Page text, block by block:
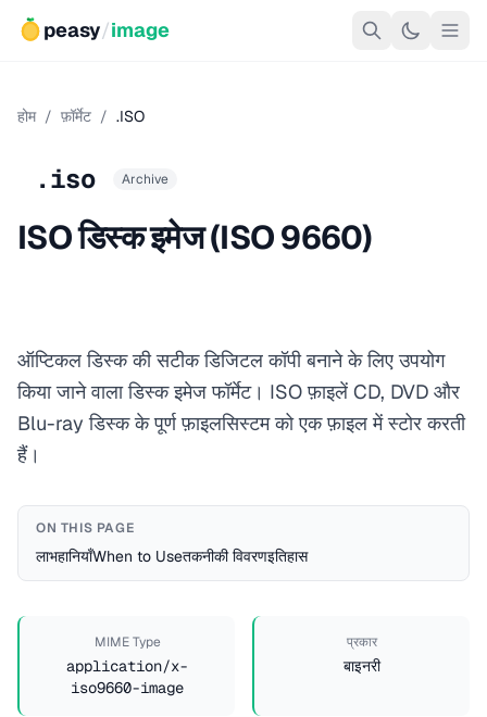
peasy/image
होम / फ़ॉर्मेट / .ISO
.iso Archive
ISO डिस्क इमेज (ISO 9660)
ऑप्टिकल डिस्क की सटीक डिजिटल कॉपी बनाने के लिए उपयोग
किया जाने वाला डिस्क इमेज फॉर्मेट। ISO फ़ाइलें CD, DVD और
Blu-ray डिस्क के पूर्ण फ़ाइलसिस्टम को एक फ़ाइल में स्टोर करती
हैं।
ON THIS PAGE
लाभहानियाँWhen to Useतकनीकी विवरणइतिहास
MIME Type
application/x-
iso9660-image
प्रकार
बाइनरी